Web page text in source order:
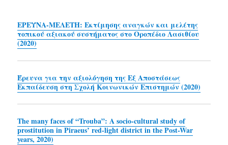
ΕΡΕΥΝΑ-ΜΕΛΕΤΗ: Εκτίμησης αναγκών και μελέτης
τοπικού αξιακού συστήματος στο Οροπέδιο Λασιθίου
(2020)
Έρευνα για την αξιολόγηση της Εξ Αποστάσεως
Εκπαίδευση στη Σχολή Κοινωνικών Επιστημών (2020)
The many faces of “Trouba”: A socio-cultural study of
prostitution in Piraeus’ red-light district in the Post-War
years, 2020)